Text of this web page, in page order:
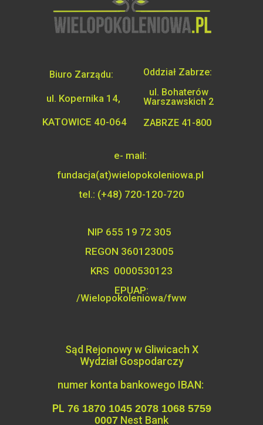
Sąd Rejonowy w Gliwicach X
Wydział Gospodarczy
numer konta bankowego IBAN:
PL 76 1870 1045 2078 1068 5759
0007 Nest Bank
e- mail:
fundacja(at)wielopokoleniowa.pl
tel.: (+48) 720-120-720
NIP 655 19 72 305
REGON 360123005
KRS 0000530123
EPUAP:
/Wielopokoleniowa/fww
Oddział Zabrze:
ul. Bohaterów
Warszawskich 2
ZABRZE 41-800
Biuro Zarządu:
ul. Kopernika 14,
KATOWICE 40-064